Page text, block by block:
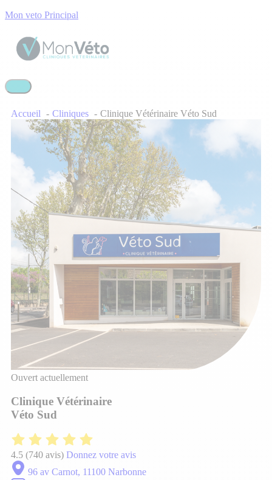
Mon veto Principal
Accueil Cliniques Clinique Vétérinaire Véto Sud
Ouvert actuellement
Clinique Vétérinaire
Véto Sud
4.5 (740 avis) Donnez votre avis
96 av Carnot, 11100 Narbonne